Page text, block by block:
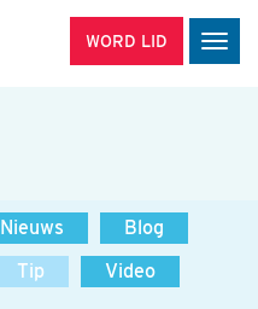
WORD LID
Nieuws
Blog
Tip
Video